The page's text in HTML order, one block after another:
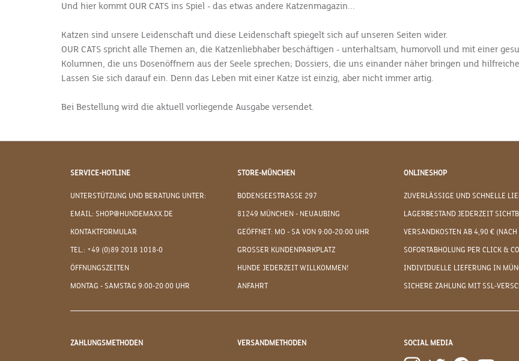
Und hier kommt OUR CATS ins Spiel - das etwas andere Katzenmagazin...
Katzen sind unsere Leidenschaft und diese Leidenschaft spiegelt sich auf unseren Seiten wider.
OUR CATS spricht alle Themen an, die Katzenliebhaber beschäftigen - unterhaltsam, humorvoll und mit einer
Kolumnen, die uns Dosenöffnern aus der Seele sprechen; Dossiers, die uns einander näher bringen und
Lassen Sie sich darauf ein. Denn das Leben mit einer Katze ist einzig, aber nicht immer artig.
Bei Bestellung wird die aktuell vorliegende Ausgabe versendet.
SERVICE-HOTLINE
UNTERSTÜTZUNG UND BERATUNG UNTER:
EMAIL: SHOP@HUNDEMAXX.DE
KONTAKTFORMULAR
TEL.: +49 (0)89 2018 1018-0
ÖFFNUNGSZEITEN
MONTAG - SAMSTAG 9:00-20:00 UHR
STORE-MÜNCHEN
BODENSEESTRASSE 297
81249 MÜNCHEN - NEUAUBING
GEÖFFNET: MO - SA VON 9:00-20:00 UHR
GROSSER KUNDENPARKPLATZ
HUNDE JEDERZEIT WILLKOMMEN!
ANFAHRT
ONLINESHOP
ZUVERLÄSSIGE UND SCHNELLE
LAGERBESTAND JEDERZEIT
VERSANDKOSTEN AB 4,90 € (NACH
SOFORTABHOLUNG PER CLICK &
INDIVIDUELLE LIEFERUNG IN
SICHERE ZAHLUNG MIT SSL-
ZAHLUNGSMETHODEN VERSANDMETHODEN SOCIAL MEDIA